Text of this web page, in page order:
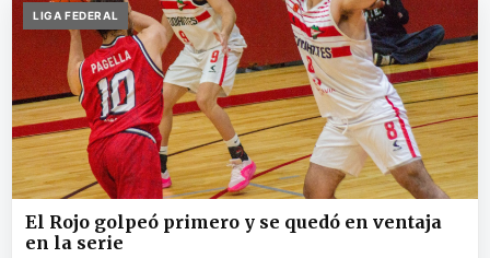
LIGA FEDERAL
El Rojo golpeó primero y se quedó en ventaja
en la serie